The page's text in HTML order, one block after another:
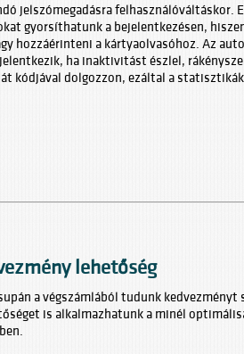
jelszómegadásra felhasználóváltáskor.
gyorsíthatunk a bejelentkezésen,
hozzáérinteni a kártyaolvasóhoz. Az
ha inaktivitást észlel,
kódjával dolgozzon, ezáltal a
lehetőség
a végszámlából tudunk kedvezményt
is alkalmazhatunk a minél